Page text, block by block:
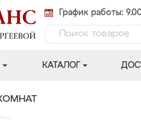
График работы:
КАТАЛОГ